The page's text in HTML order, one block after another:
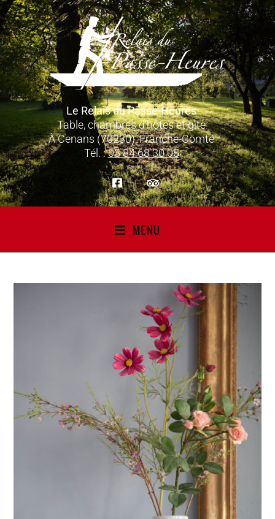
Le Relais du Passe-Heures
Table, chambres d’hôtes et gîte
À Cenans (70230), Franche-Comté
Tél. :03 84 68 30 05
MENU